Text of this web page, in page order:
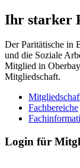
Ihr starker
Der Paritätische in
und die Soziale
Mitglied in
Mitgliedschaft.
Fachbereiche
Login für